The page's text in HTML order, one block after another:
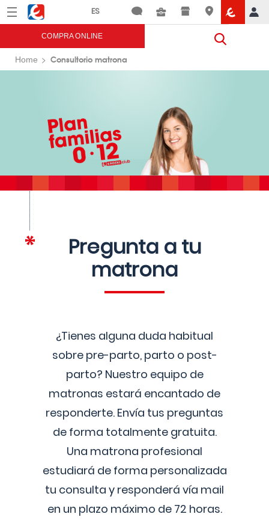
Menú Eroski
COMPRA ONLINE
Home Consultorio matrona
Pregunta a tu
matrona
¿Tienes alguna duda habitual
sobre pre-parto, parto o post-
parto? Nuestro equipo de
matronas estará encantado de
responderte. Envía tus preguntas
de forma totalmente gratuita.
Una matrona profesional
estudiará de forma personalizada
tu consulta y responderá vía mail
en un plazo máximo de 72 horas.